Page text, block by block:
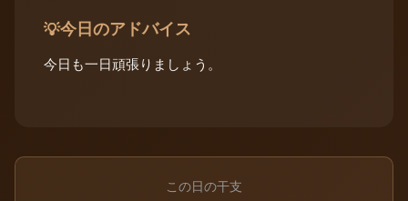
💡今日のアドバイス
今日も一日頑張りましょう。
この日の干支